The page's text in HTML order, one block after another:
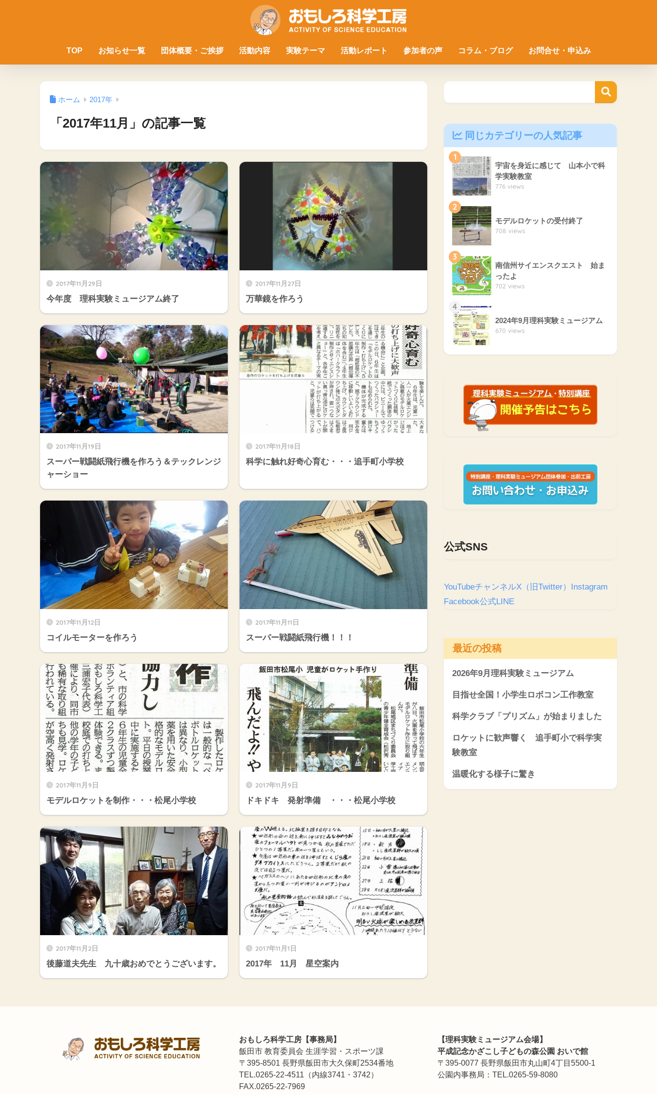
TOP お知らせ一覧 団体概要・ご挨拶 活動内容 実験テーマ 活動レポート 参加者の声 コラム・ブログ お問合せ・申込み
ホーム 2017年
「2017年11月」の記事一覧
2017年11月29日
今年度 理科実験ミュージアム終了
2017年11月27日
万華鏡を作ろう
2017年11月19日
スーパー戦闘紙飛行機を作ろう＆テックレンジ
ャーショー
2017年11月18日
科学に触れ好奇心育む・・・追手町小学校
2017年11月12日
コイルモーターを作ろう
2017年11月11日
スーパー戦闘紙飛行機！！！
2017年11月9日
モデルロケットを制作・・・松尾小学校
2017年11月9日
ドキドキ 発射準備 ・・・松尾小学校
2017年11月2日
後藤道夫先生 九十歳おめでとうございます。
2017年11月1日
2017年 11月 星空案内
同じカテゴリーの人気記事
1
宇宙を身近に感じて 山本小で科
学実験教室
776 views
2
モデルロケットの受付終了
708 views
3
南信州サイエンスクエスト 始ま
ったよ
702 views
4
2024年9月理科実験ミュージアム
670 views
公式SNS
YouTubeチャンネルX（旧Twitter） Instagram
Facebook公式LINE
最近の投稿
2026年9月理科実験ミュージアム
目指せ全国！小学生ロボコン工作教室
科学クラブ「プリズム」が始まりました
ロケットに歓声響く 追手町小で科学実
験教室
温暖化する様子に驚き
おもしろ科学工房【事務局】
飯田市 教育委員会 生涯学習・スポーツ課
〒395-8501 長野県飯田市大久保町2534番地
TEL.0265-22-4511（内線3741・3742）
FAX.0265-22-7969
【理科実験ミュージアム会場】
平成記念かざこし子どもの森公園 おいで館
〒395-0077 長野県飯田市丸山町4丁目5500-1
公園内事務局：TEL.0265-59-8080